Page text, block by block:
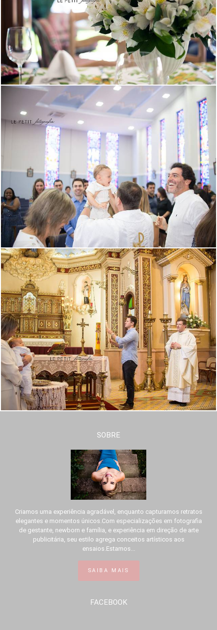
SOBRE
Criamos uma experiência agradável, enquanto capturamos retratos
elegantes e momentos únicos.Com especializações em fotografia
de gestante, newborn e família, e experiência em direção de arte
publicitária, seu estilo agrega conceitos artísticos aos
ensaios.Estamos...
SAIBA MAIS
FACEBOOK